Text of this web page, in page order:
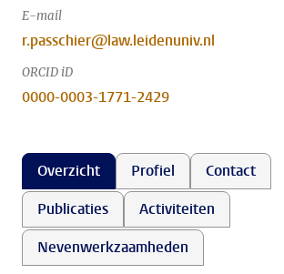
E-mail
r.passchier@law.leidenuniv.nl
ORCID iD
0000-0003-1771-2429
Overzicht Profiel
Contact
Publicaties
Activiteiten
Nevenwerkzaamheden